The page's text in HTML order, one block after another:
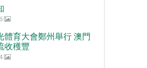
體育大會鄭州舉行 澳門
收穫豐